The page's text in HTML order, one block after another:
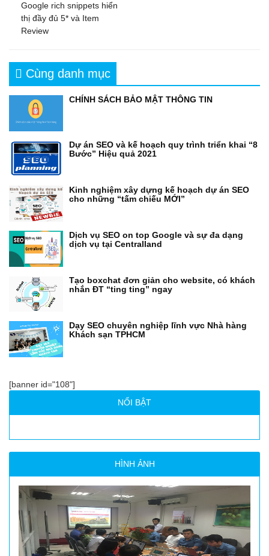
Google rich snippets hiển
thị đầy đủ 5* và Item
Review
Cùng danh mục
CHÍNH SÁCH BẢO MẬT THÔNG TIN
Dự án SEO và kế hoạch quy trình triển khai “8
Bước” Hiệu quả 2021
Kinh nghiệm xây dựng kế hoạch dự án SEO
cho những “tấm chiếu MỚI”
Dịch vụ SEO on top Google và sự đa dạng
dịch vụ tại Centralland
Tạo boxchat đơn giản cho website, có khách
nhắn ĐT “ting ting” ngay
Dạy SEO chuyên nghiệp lĩnh vực Nhà hàng
Khách sạn TPHCM
[banner id="108"]
NỔI BẬT
HÌNH ẢNH